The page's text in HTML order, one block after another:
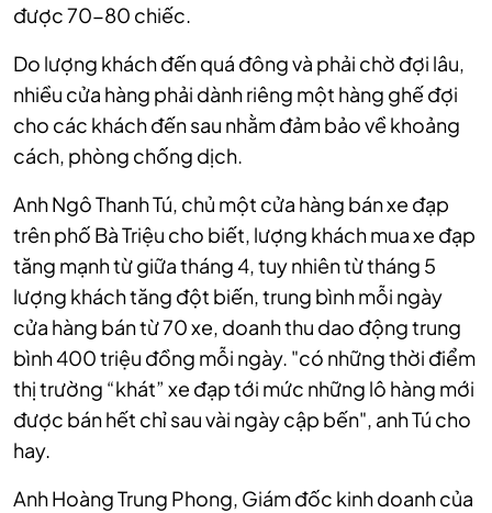
được 70-80 chiếc.
Do lượng khách đến quá đông và phải chờ đợi lâu,
nhiều cửa hàng phải dành riêng một hàng ghế đợi
cho các khách đến sau nhằm đảm bảo về khoảng
cách, phòng chống dịch.
Anh Ngô Thanh Tú, chủ một cửa hàng bán xe đạp
trên phố Bà Triệu cho biết, lượng khách mua xe đạp
tăng mạnh từ giữa tháng 4, tuy nhiên từ tháng 5
lượng khách tăng đột biến, trung bình mỗi ngày
cửa hàng bán từ 70 xe, doanh thu dao động trung
bình 400 triệu đồng mỗi ngày. "có những thời điểm
thị trường “khát” xe đạp tới mức những lô hàng mới
được bán hết chỉ sau vài ngày cập bến", anh Tú cho
hay.
Anh Hoàng Trung Phong, Giám đốc kinh doanh của